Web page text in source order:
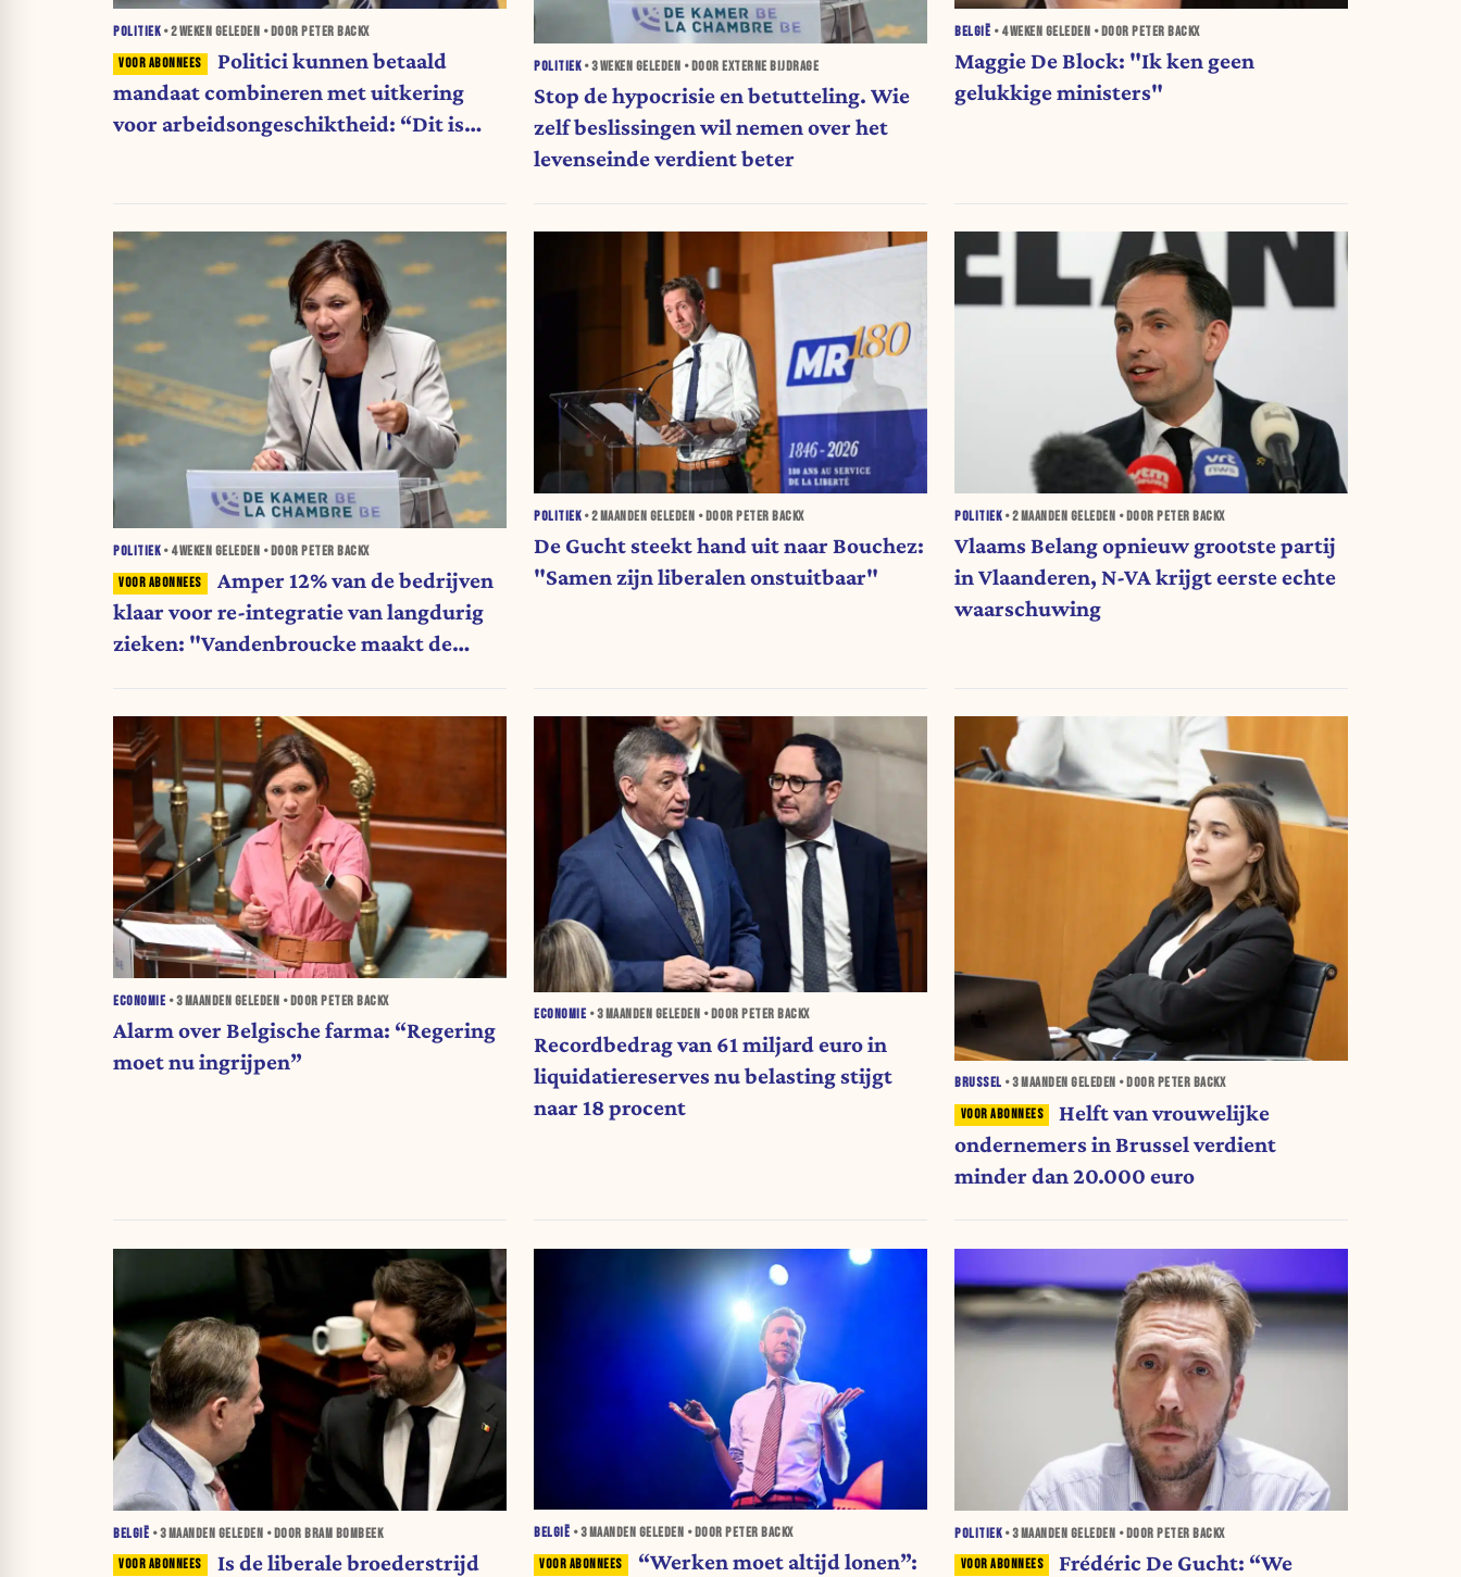
POLITIEK•2 WEKEN GELEDEN • DOOR PETER BACKX
Politici kunnen betaald
mandaat combineren met uitkering
voor arbeidsongeschiktheid: “Dit is
POLITIEK•3 WEKEN GELEDEN • DOOR EXTERNE BIJDRAGE
Stop de hypocrisie en betutteling. Wie
zelf beslissingen wil nemen over het
levenseinde verdient beter
BELGIË • 4 WEKEN GELEDEN • DOOR PETER BACKX
Maggie De Block: "Ik ken geen
gelukkige ministers"
POLITIEK• 4 WEKEN GELEDEN • DOOR PETER BACKX
Amper 12% van de bedrijven
klaar voor re-integratie van langdurig
zieken: "Vandenbroucke maakt de
POLITIEK•2 MAANDEN GELEDEN • DOOR PETER BACKX
De Gucht steekt hand uit naar Bouchez:
"Samen zijn liberalen onstuitbaar"
POLITIEK•2 MAANDEN GELEDEN • DOOR PETER BACKX
Vlaams Belang opnieuw grootste partij
in Vlaanderen, N-VA krijgt eerste echte
waarschuwing
ECONOMIE •3 MAANDEN GELEDEN • DOOR PETER BACKX
Alarm over Belgische farma: “Regering
moet nu ingrijpen”
ECONOMIE •3 MAANDEN GELEDEN • DOOR PETER BACKX
Recordbedrag van 61 miljard euro in
liquidatiereserves nu belasting stijgt
naar 18 procent
BRUSSEL •3 MAANDEN GELEDEN • DOOR PETER BACKX
Helft van vrouwelijke
ondernemers in Brussel verdient
minder dan 20.000 euro
BELGIË •3 MAANDEN GELEDEN • DOOR BRAM BOMBEEK
Is de liberale broederstrijd
BELGIË •3 MAANDEN GELEDEN • DOOR PETER BACKX
“Werken moet altijd lonen”:
POLITIEK•3 MAANDEN GELEDEN • DOOR PETER BACKX
Frédéric De Gucht: “We